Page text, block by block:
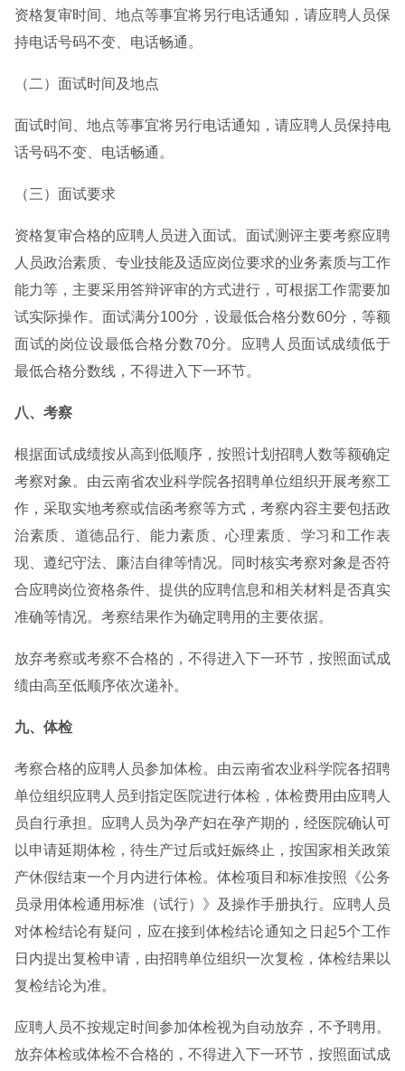
资格复审时间、地点等事宜将另行电话通知，请应聘人员保
持电话号码不变、电话畅通。
（二）面试时间及地点
面试时间、地点等事宜将另行电话通知，请应聘人员保持电
话号码不变、电话畅通。
（三）面试要求
资格复审合格的应聘人员进入面试。面试测评主要考察应聘
人员政治素质、专业技能及适应岗位要求的业务素质与工作
能力等，主要采用答辩评审的方式进行，可根据工作需要加
试实际操作。面试满分100分，设最低合格分数60分，等额
面试的岗位设最低合格分数70分。应聘人员面试成绩低于
最低合格分数线，不得进入下一环节。
八、考察
根据面试成绩按从高到低顺序，按照计划招聘人数等额确定
考察对象。由云南省农业科学院各招聘单位组织开展考察工
作，采取实地考察或信函考察等方式，考察内容主要包括政
治素质、道德品行、能力素质、心理素质、学习和工作表
现、遵纪守法、廉洁自律等情况。同时核实考察对象是否符
合应聘岗位资格条件、提供的应聘信息和相关材料是否真实
准确等情况。考察结果作为确定聘用的主要依据。
放弃考察或考察不合格的，不得进入下一环节，按照面试成
绩由高至低顺序依次递补。
九、体检
考察合格的应聘人员参加体检。由云南省农业科学院各招聘
单位组织应聘人员到指定医院进行体检，体检费用由应聘人
员自行承担。应聘人员为孕产妇在孕产期的，经医院确认可
以申请延期体检，待生产过后或妊娠终止，按国家相关政策
产休假结束一个月内进行体检。体检项目和标准按照《公务
员录用体检通用标准（试行）》及操作手册执行。应聘人员
对体检结论有疑问，应在接到体检结论通知之日起5个工作
日内提出复检申请，由招聘单位组织一次复检，体检结果以
复检结论为准。
应聘人员不按规定时间参加体检视为自动放弃，不予聘用。
放弃体检或体检不合格的，不得进入下一环节，按照面试成